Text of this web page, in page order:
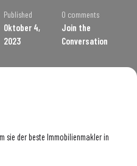
Published
Oktober 4,
2023
0 comments
Join the
Conversation
sie der beste Immobilienmakler in